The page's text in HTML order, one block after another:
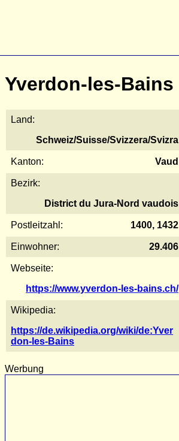
Yverdon-les-Bains
Land:
Schweiz/Suisse/Svizzera/Svizra
Kanton: Vaud
Bezirk:
District du Jura-Nord vaudois
Postleitzahl: 1400, 1432
Einwohner: 29.406
Webseite:
https://www.yverdon-les-bains.ch/
Wikipedia:
https://de.wikipedia.org/wiki/de:Yver
don-les-Bains
Werbung